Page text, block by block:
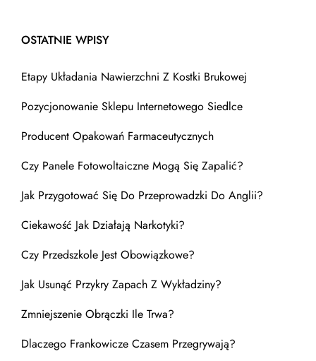
OSTATNIE WPISY
Etapy Układania Nawierzchni Z Kostki Brukowej
Pozycjonowanie Sklepu Internetowego Siedlce
Producent Opakowań Farmaceutycznych
Czy Panele Fotowoltaiczne Mogą Się Zapalić?
Jak Przygotować Się Do Przeprowadzki Do Anglii?
Ciekawość Jak Działają Narkotyki?
Czy Przedszkole Jest Obowiązkowe?
Jak Usunąć Przykry Zapach Z Wykładziny?
Zmniejszenie Obrączki Ile Trwa?
Dlaczego Frankowicze Czasem Przegrywają?